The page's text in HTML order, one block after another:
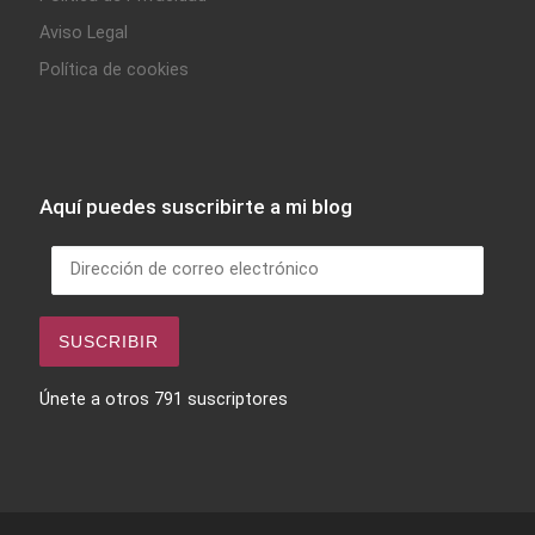
Aviso Legal
Política de cookies
Aquí puedes suscribirte a mi blog
Dirección de correo electrónico
SUSCRIBIR
Únete a otros 791 suscriptores